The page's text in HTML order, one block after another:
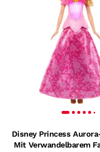
Disney Princess
Mit Verwandelbarem